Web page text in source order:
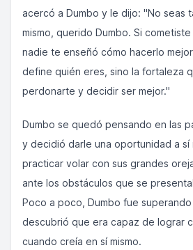
acercó a Dumbo y le dijo: "No seas
mismo, querido Dumbo. Si
nadie te enseñó cómo hacerlo
define quién eres, sino la fortaleza
perdonarte y decidir ser mejor."
Dumbo se quedó pensando en las
y decidió darle una oportunidad a sí
practicar volar con sus grandes
ante los obstáculos que se
Poco a poco, Dumbo fue
descubrió que era capaz de lograr
cuando creía en sí mismo.